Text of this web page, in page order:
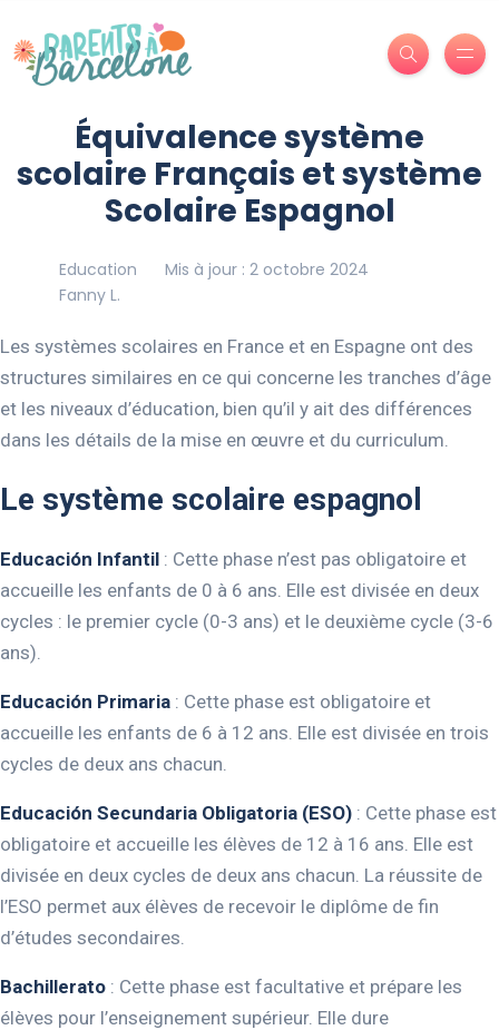
Équivalence système
scolaire Français et système
Scolaire Espagnol
Education
Mis à jour : 2 octobre 2024
Fanny L.
Les systèmes scolaires en France et en Espagne ont des
structures similaires en ce qui concerne les tranches d’âge
et les niveaux d’éducation, bien qu’il y ait des différences
dans les détails de la mise en œuvre et du curriculum.
Le système scolaire espagnol
Educación Infantil : Cette phase n’est pas obligatoire et
accueille les enfants de 0 à 6 ans. Elle est divisée en deux
cycles : le premier cycle (0-3 ans) et le deuxième cycle (3-6
ans).
Educación Primaria : Cette phase est obligatoire et
accueille les enfants de 6 à 12 ans. Elle est divisée en trois
cycles de deux ans chacun.
Educación Secundaria Obligatoria (ESO) : Cette phase est
obligatoire et accueille les élèves de 12 à 16 ans. Elle est
divisée en deux cycles de deux ans chacun. La réussite de
l’ESO permet aux élèves de recevoir le diplôme de fin
d’études secondaires.
Bachillerato : Cette phase est facultative et prépare les
élèves pour l’enseignement supérieur. Elle dure